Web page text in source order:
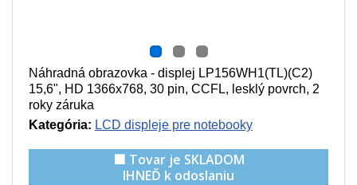
Náhradná obrazovka - displej LP156WH1(TL)(C2)
15,6", HD 1366x768, 30 pin, CCFL, lesklý povrch, 2
roky záruka
Kategória: LCD displeje pre notebooky
🟩 Tovar je SKLADOM
IHNEĎ k odoslaniu